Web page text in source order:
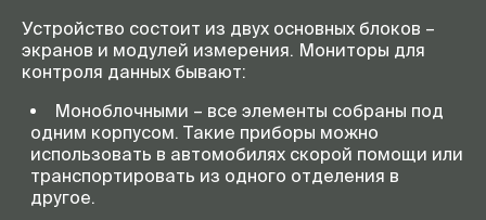
Устройство состоит из двух основных блоков –
экранов и модулей измерения. Мониторы для
контроля данных бывают:
Моноблочными – все элементы собраны под
одним корпусом. Такие приборы можно
использовать в автомобилях скорой помощи или
транспортировать из одного отделения в
другое.